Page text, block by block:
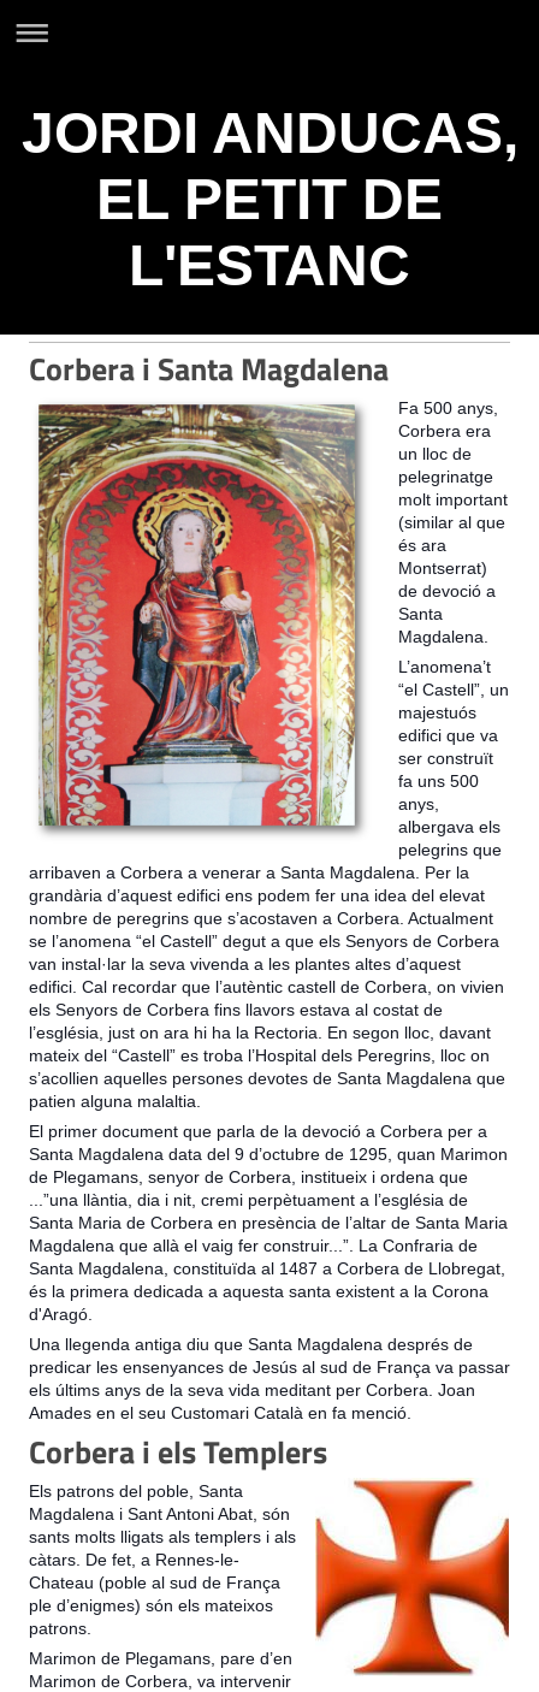
JORDI ANDUCAS,
EL PETIT DE
L'ESTANC
Corbera i Santa Magdalena
Fa 500 anys,
Corbera era
un lloc de
pelegrinatge
molt important
(similar al que
és ara
Montserrat)
de devoció a
Santa
Magdalena.
L’anomena’t
“el Castell”, un
majestuós
edifici que va
ser construït
fa uns 500
anys,
albergava els
pelegrins que
arribaven a Corbera a venerar a Santa Magdalena. Per la
grandària d’aquest edifici ens podem fer una idea del elevat
nombre de peregrins que s’acostaven a Corbera. Actualment
se l’anomena “el Castell” degut a que els Senyors de Corbera
van instal·lar la seva vivenda a les plantes altes d’aquest
edifici. Cal recordar que l’autèntic castell de Corbera, on vivien
els Senyors de Corbera fins llavors estava al costat de
l’església, just on ara hi ha la Rectoria. En segon lloc, davant
mateix del “Castell” es troba l’Hospital dels Peregrins, lloc on
s’acollien aquelles persones devotes de Santa Magdalena que
patien alguna malaltia.
El primer document que parla de la devoció a Corbera per a
Santa Magdalena data del 9 d’octubre de 1295, quan Marimon
de Plegamans, senyor de Corbera, institueix i ordena que
...”una llàntia, dia i nit, cremi perpètuament a l’església de
Santa Maria de Corbera en presència de l’altar de Santa Maria
Magdalena que allà el vaig fer construir...”. La Confraria de
Santa Magdalena, constituïda al 1487 a Corbera de Llobregat,
és la primera dedicada a aquesta santa existent a la Corona
d'Aragó.
Una llegenda antiga diu que Santa Magdalena després de
predicar les ensenyances de Jesús al sud de França va passar
els últims anys de la seva vida meditant per Corbera. Joan
Amades en el seu Customari Català en fa menció.
Corbera i els Templers
Els patrons del poble, Santa
Magdalena i Sant Antoni Abat, són
sants molts lligats als templers i als
càtars. De fet, a Rennes-le-
Chateau (poble al sud de França
ple d’enigmes) són els mateixos
patrons.
Marimon de Plegamans, pare d’en
Marimon de Corbera, va intervenir